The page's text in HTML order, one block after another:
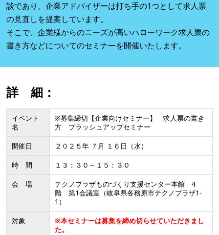
談であり、企業アドバイザーは打ち手の1つとして求人票
の見直しを提案しています。
そこで、企業様からのニーズが高いハローワーク求人票の
書き方などについてのセミナーを開催いたします。
詳 細：
イベント
名
※募集締切【企業向けセミナー】 求人票の書き
方 ブラッシュアップセミナー
開催日 ２０２５年 ７月 １６日（水）
時 間 １３：３０～１５：３０
会 場
テクノプラザものづくり支援センター本館 4
階 第1会議室（岐阜県各務原市テクノプラザ1-
1）
対象
※本セミナーは募集を締め切らせていただきまし
た。